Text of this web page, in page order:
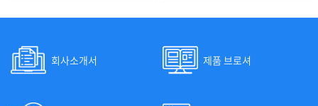
회사소개서 제품 브로셔